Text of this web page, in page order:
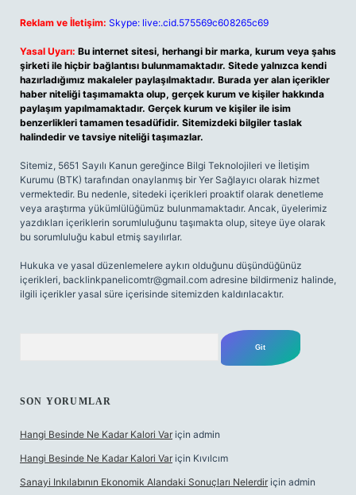
Reklam ve İletişim: Skype: live:.cid.575569c608265c69
Yasal Uyarı: Bu internet sitesi, herhangi bir marka, kurum veya şahıs
şirketi ile hiçbir bağlantısı bulunmamaktadır. Sitede yalnızca kendi
hazırladığımız makaleler paylaşılmaktadır. Burada yer alan içerikler
haber niteliği taşımamakta olup, gerçek kurum ve kişiler hakkında
paylaşım yapılmamaktadır. Gerçek kurum ve kişiler ile isim
benzerlikleri tamamen tesadüfidir. Sitemizdeki bilgiler taslak
halindedir ve tavsiye niteliği taşımazlar.
Sitemiz, 5651 Sayılı Kanun gereğince Bilgi Teknolojileri ve İletişim
Kurumu (BTK) tarafından onaylanmış bir Yer Sağlayıcı olarak hizmet
vermektedir. Bu nedenle, sitedeki içerikleri proaktif olarak denetleme
veya araştırma yükümlülüğümüz bulunmamaktadır. Ancak, üyelerimiz
yazdıkları içeriklerin sorumluluğunu taşımakta olup, siteye üye olarak
bu sorumluluğu kabul etmiş sayılırlar.
Hukuka ve yasal düzenlemelere aykırı olduğunu düşündüğünüz
içerikleri, backlinkpanelicomtr@gmail.com adresine bildirmeniz halinde,
ilgili içerikler yasal süre içerisinde sitemizden kaldırılacaktır.
SON YORUMLAR
Hangi Besinde Ne Kadar Kalori Var için admin
Hangi Besinde Ne Kadar Kalori Var için Kıvılcım
Sanayi Inkılabının Ekonomik Alandaki Sonuçları Nelerdir için admin